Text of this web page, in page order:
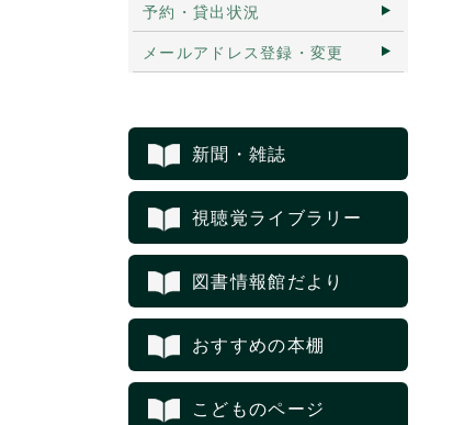
予約・貸出状況
メールアドレス登録・変更
新聞・雑誌
視聴覚ライブラリー
図書情報館だより
おすすめの本棚
こどものページ